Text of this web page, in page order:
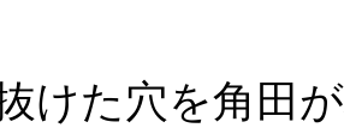
けた穴を角田